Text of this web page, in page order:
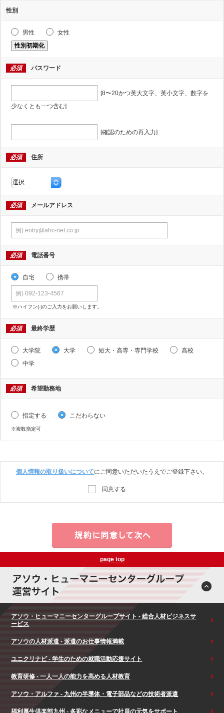
性別
男性
女性
性別初期化
必須 パスワード
[8〜20かつ英大文字、英小文字、数字を
少なくとも一つ含む]
[確認のための再入力]
必須 住所
必須 メールアドレス
必須 電話番号
自宅 携帯
※ハイフン(-)のご入力をお願いします。
必須 最終学歴
大学院 大学 短大・高専・専門学校
高校
中学
必須 希望勤務地
指定する こだわらない
※複数指定可
個人情報の取り扱いについてにご同意いただいたうえでご登録下さい。
同意する
page top
アソウ・ヒューマニーセンターグループサイト - 総合人材ビジネスサ
ービス
アソウの人材派遣 - 派遣のお仕事情報満載
ユニクリナビ - 学生のための就職活動応援サイト
教育研修 - 一人一人の能力を高める人材教育
アソウ・アルファ - 九州の半導体・電子部品などの技術者派遣
福利厚生倶楽部九州 - 多彩なメニューで社員の元気をサポート